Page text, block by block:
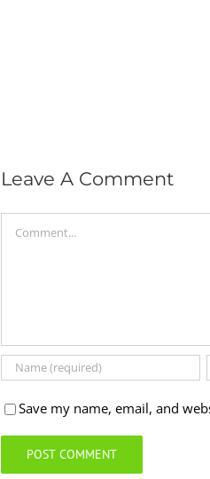
Leave A Comment
Save my name, email, and